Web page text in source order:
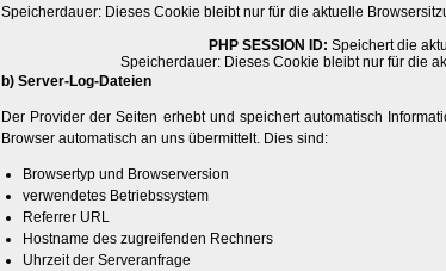
Speicherdauer: Dieses Cookie bleibt nur für die aktuelle
PHP SESSION ID: Speichert die
Speicherdauer: Dieses Cookie bleibt nur für die
b) Server-Log-Dateien
Der Provider der Seiten erhebt und speichert automatisch
Browser automatisch an uns übermittelt. Dies sind:
Browsertyp und Browserversion
verwendetes Betriebssystem
Referrer URL
Hostname des zugreifenden Rechners
Uhrzeit der Serveranfrage